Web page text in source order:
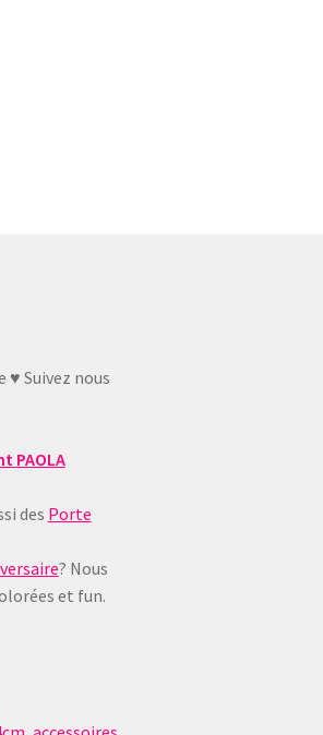
♥ Suivez nous
PAOLA
des Porte
? Nous
et fun.